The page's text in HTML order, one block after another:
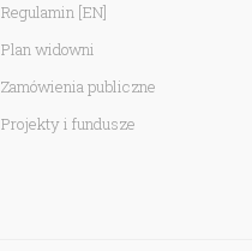
Regulamin [EN]
Plan widowni
Zamówienia publiczne
Projekty i fundusze